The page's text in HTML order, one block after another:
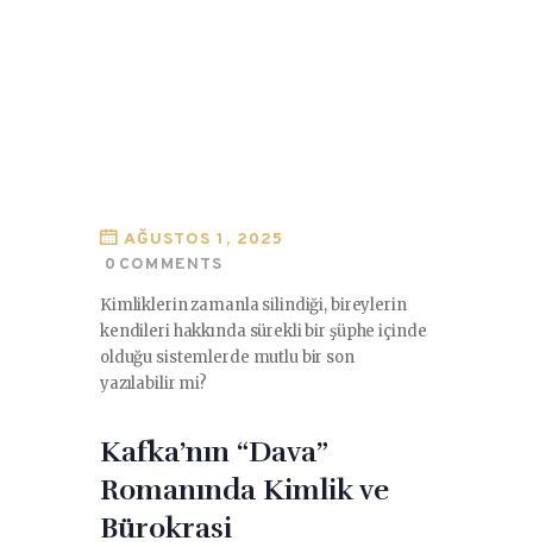
AĞUSTOS 1, 2025
0 COMMENTS
Kimliklerin zamanla silindiği, bireylerin
kendileri hakkında sürekli bir şüphe içinde
olduğu sistemlerde mutlu bir son
yazılabilir mi?
Kafka’nın “Dava”
Romanında Kimlik ve
Bürokrasi